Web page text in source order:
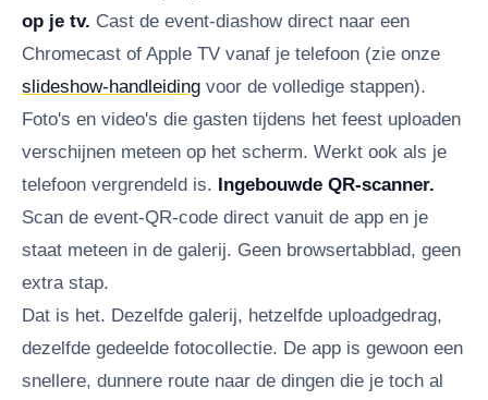
op je tv. Cast de event-diashow direct naar een
Chromecast of Apple TV vanaf je telefoon (zie onze
slideshow-handleiding voor de volledige stappen).
Foto's en video's die gasten tijdens het feest uploaden
verschijnen meteen op het scherm. Werkt ook als je
telefoon vergrendeld is. Ingebouwde QR-scanner.
Scan de event-QR-code direct vanuit de app en je
staat meteen in de galerij. Geen browsertabblad, geen
extra stap.
Dat is het. Dezelfde galerij, hetzelfde uploadgedrag,
dezelfde gedeelde fotocollectie. De app is gewoon een
snellere, dunnere route naar de dingen die je toch al